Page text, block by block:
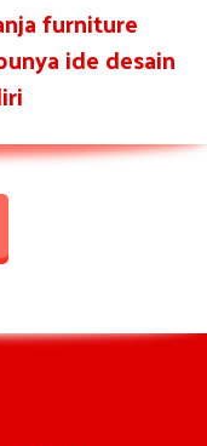
furniture
ide desain